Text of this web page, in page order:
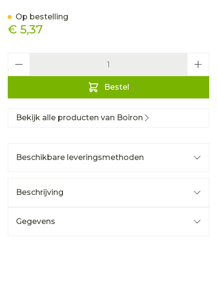
€ 5,37
Bestel
Op bestelling
Bekijk alle producten van Boiron
Beschikbare leveringsmethoden
Beschrijving
Gegevens